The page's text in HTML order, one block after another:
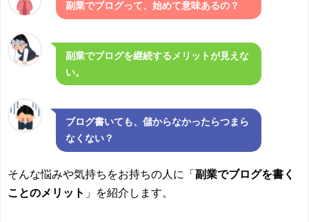
副業でブログって、始めて意味あるの？
副業でブログを継続するメリットが見えな
い。
ブログ書いても、儲からなかったらつまら
なくない？
そんな悩みや気持ちをお持ちの人に「 副業でブログを書く
ことのメリット 」を紹介します。